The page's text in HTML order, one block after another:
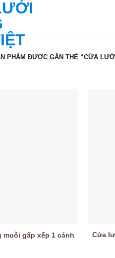
PHẨM ĐƯỢC GẮN THẺ “CỬA
gấp xếp 1 cánh
Cửa